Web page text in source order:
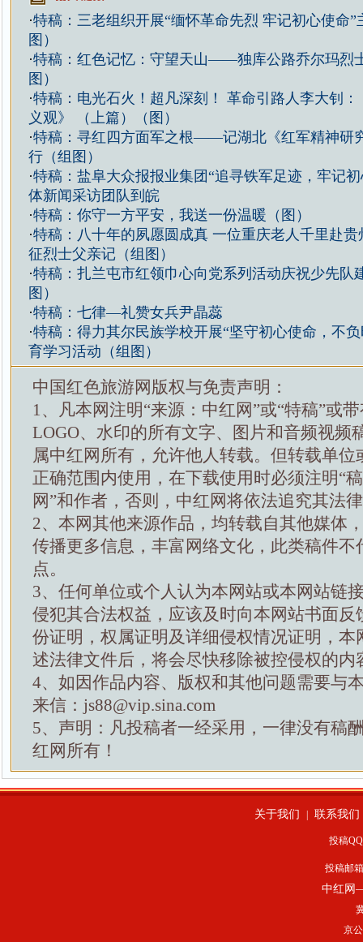
·特稿：三老组织开展“缅怀革命先烈 牢记初心使命”
图）
·特稿：红色记忆：守望天山——独库公路乔尔玛烈
图）
·特稿：电光石火！超凡深刻！ 革命引路人李大钊：
义观》 （上篇）（图）
·特稿：寻红四方面军之根——记湖北《红军精神研
行（组图）
·特稿：盐阜大众报报业集团“追寻铁军足迹，牢记
体新闻采访团队到皖
·特稿：你守一方平安，我送一份温暖（图）
·特稿：八十年的夙愿圆成真 一位重庆老人千里赴贵
征烈士父亲记（组图）
·特稿：扎兰屯市红领巾心向党系列活动庆祝少先队
图）
·特稿：七律—礼赞女兵尹晶蕊
·特稿：得力其尔民族学校开展“坚守初心使命，不
育学习活动（组图）
中国红色旅游网版权与免责声明：
1、凡本网注明“来源：中红网”或“特稿”或
LOGO、水印的所有文字、图片和音频视频
属中红网所有，允许他人转载。但转载单位
正确范围内使用，在下载使用时必须注明“
网”和作者，否则，中红网将依法追究其法
2、本网其他来源作品，均转载自其他媒体
传播更多信息，丰富网络文化，此类稿件不
点。
3、任何单位或个人认为本网站或本网站链
侵犯其合法权益，应该及时向本网站书面反
份证明，权属证明及详细侵权情况证明，本
述法律文件后，将会尽快移除被控侵权的内
4、如因作品内容、版权和其他问题需要与
来信：js88@vip.sina.com
5、声明：凡投稿者一经采用，一律没有稿
红网所有！
关于我们 联系我们
投稿
投稿邮
中红网
京